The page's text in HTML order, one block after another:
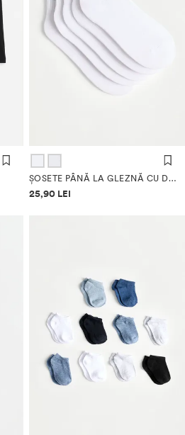
ȘOSETE PÂNĂ LA GLEZNĂ CU DUNGI (PACK 5)
Informații despre prețuri
25,90 LEI